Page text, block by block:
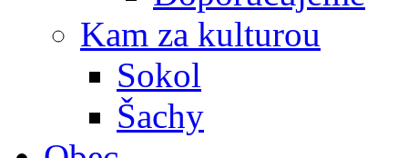
Kam za kulturou
Sokol
Šachy